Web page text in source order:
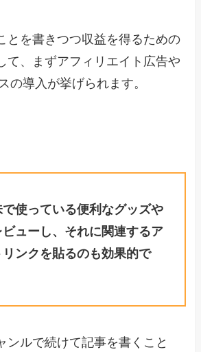
とを書きつつ収益を得るための
て、まずアフィリエイト広告や
の導入が挙げられます。
使っている便利なグッズや
ューし、それに関連するア
ンクを貼るのも効果的で
ンルで続けて記事を書くこと